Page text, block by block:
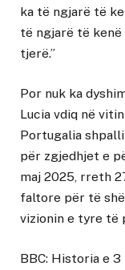
ka të ngjarë të
të ngjarë të
tjerë.”
Por nuk ka
Lucia vdiq në
Portugalia
për zgjedhjet e
maj 2025, rreth
faltore për të
vizionin e tyre të
BBC: Historia e